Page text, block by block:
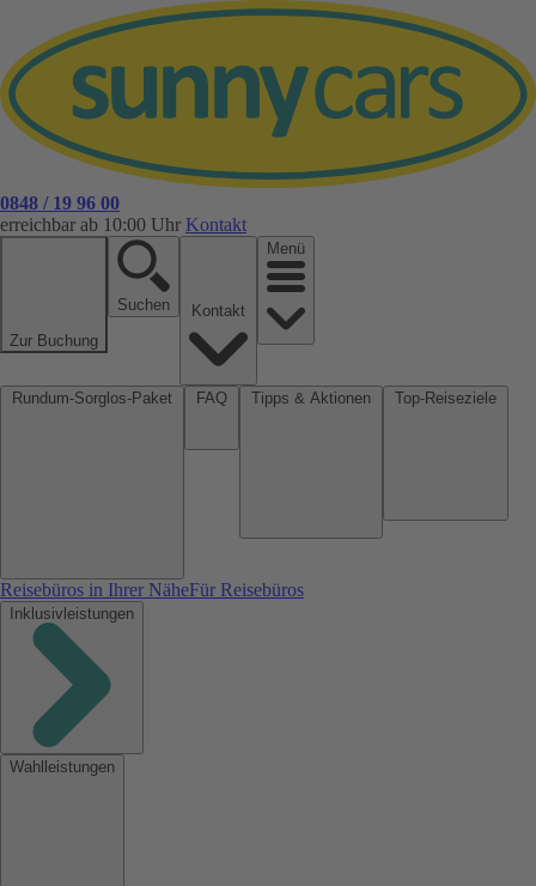
0848 / 19 96 00
erreichbar ab 10:00 Uhr Kontakt
Zur Buchung
Suchen
Menü
Reisebüros in Ihrer NäheFür Reisebüros
Inklusivleistungen
Wahlleistungen